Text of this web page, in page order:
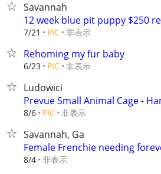
Savannah
12 week blue pit puppy $250
7/21 PIC 非表示
Rehoming my fur baby
6/23 PIC 非表示
Ludowici
Prevue Small Animal Cage -
8/6 PIC 非表示
Savannah, Ga
Female Frenchie needing
8/4 非表示